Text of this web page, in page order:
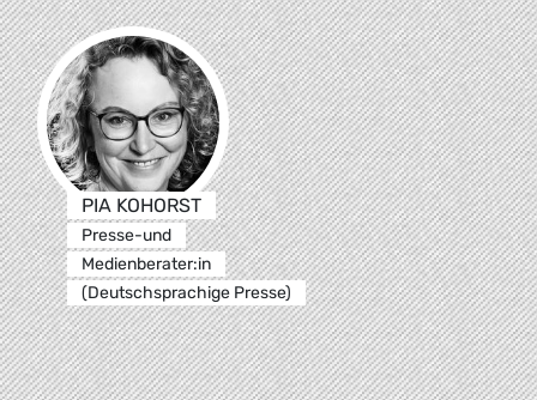
PIA KOHORST
Presse-und
Medienberater:in
(Deutschsprachige Presse)